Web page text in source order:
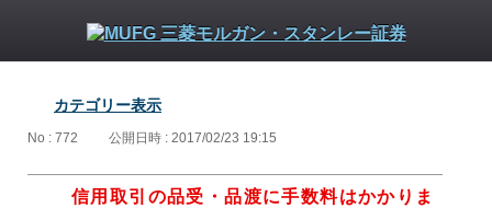
カテゴリー表示
No : 772 公開日時 : 2017/02/23 19:15
信用取引の品受・品渡に手数料はかかりま